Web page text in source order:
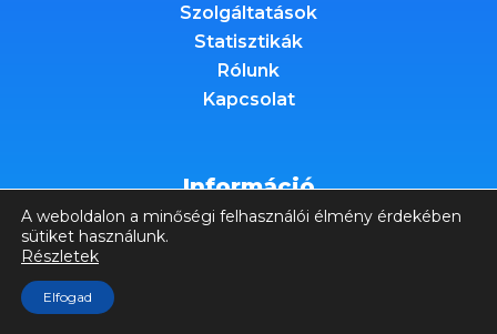
Szolgáltatások
Statisztikák
Rólunk
Kapcsolat
Információ
A weboldalon a minőségi felhasználói élmény érdekében
sütiket használunk.
Részletek
Elfogad